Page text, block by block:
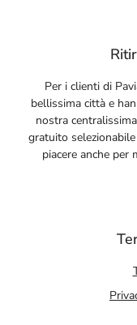
Per i clienti di
bellissima città e
nostra
gratuito
piacere anche